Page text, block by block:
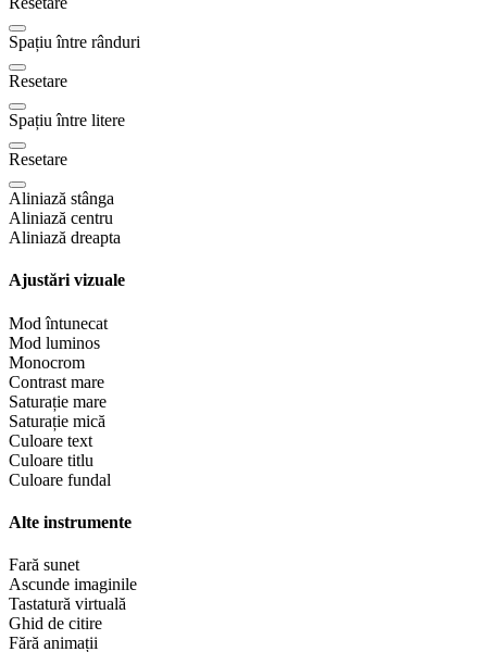
Spațiu între rânduri
Resetare
Spațiu între litere
Resetare
Aliniază stânga
Aliniază centru
Aliniază dreapta
Ajustări vizuale
Mod întunecat
Mod luminos
Monocrom
Contrast mare
Saturație mare
Saturație mică
Culoare text
Culoare titlu
Culoare fundal
Alte instrumente
Fară sunet
Ascunde imaginile
Tastatură virtuală
Ghid de citire
Fără animații